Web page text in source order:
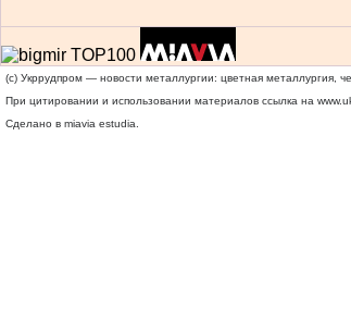
(c) Укррудпром — новости металлургии: цветная металлургия,
При цитировании и использовании материалов ссылка на
Сделано в miavia estudia.